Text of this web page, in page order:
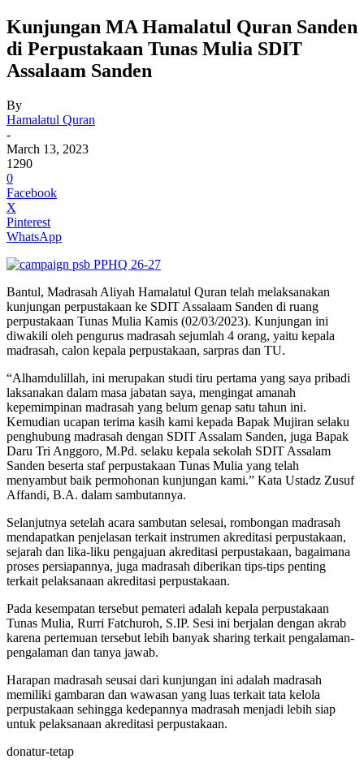
Kunjungan MA Hamalatul Quran Sanden
di Perpustakaan Tunas Mulia SDIT
Assalaam Sanden
By
Hamalatul Quran
-
March 13, 2023
1290
0
Facebook
X
Pinterest
WhatsApp
Bantul, Madrasah Aliyah Hamalatul Quran telah melaksanakan
kunjungan perpustakaan ke SDIT Assalaam Sanden di ruang
perpustakaan Tunas Mulia Kamis (02/03/2023). Kunjungan ini
diwakili oleh pengurus madrasah sejumlah 4 orang, yaitu kepala
madrasah, calon kepala perpustakaan, sarpras dan TU.
“Alhamdulillah, ini merupakan studi tiru pertama yang saya pribadi
laksanakan dalam masa jabatan saya, mengingat amanah
kepemimpinan madrasah yang belum genap satu tahun ini.
Kemudian ucapan terima kasih kami kepada Bapak Mujiran selaku
penghubung madrasah dengan SDIT Assalam Sanden, juga Bapak
Daru Tri Anggoro, M.Pd. selaku kepala sekolah SDIT Assalam
Sanden beserta staf perpustakaan Tunas Mulia yang telah
menyambut baik permohonan kunjungan kami.” Kata Ustadz Zusuf
Affandi, B.A. dalam sambutannya.
Selanjutnya setelah acara sambutan selesai, rombongan madrasah
mendapatkan penjelasan terkait instrumen akreditasi perpustakaan,
sejarah dan lika-liku pengajuan akreditasi perpustakaan, bagaimana
proses persiapannya, juga madrasah diberikan tips-tips penting
terkait pelaksanaan akreditasi perpustakaan.
Pada kesempatan tersebut pemateri adalah kepala perpustakaan
Tunas Mulia, Rurri Fatchuroh, S.IP. Sesi ini berjalan dengan akrab
karena pertemuan tersebut lebih banyak sharing terkait pengalaman-
pengalaman dan tanya jawab.
Harapan madrasah seusai dari kunjungan ini adalah madrasah
memiliki gambaran dan wawasan yang luas terkait tata kelola
perpustakaan sehingga kedepannya madrasah menjadi lebih siap
untuk pelaksanaan akreditasi perpustakaan.
donatur-tetap